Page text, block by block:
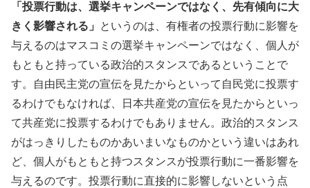
「投票行動は、選挙キャンペーンではなく、先有傾向に大
きく影響される」
というのは、有権者の投票行動に影響を
与えるのはマスコミの選挙キャンペーンではなく、個人が
もともと持っている政治的スタンスであるということで
す。自由民主党の宣伝を見たからといって自民党に投票す
るわけでもなければ、日本共産党の宣伝を見たからといっ
て共産党に投票するわけでもありません。政治的スタンス
がはっきりしたものかあいまいなものかという違いはあれ
ど、個人がもともと持つスタンスが投票行動に一番影響を
与えるのです。投票行動に直接的に影響しないという点